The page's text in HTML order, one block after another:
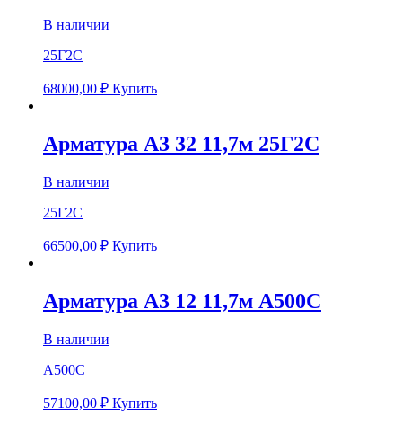
В наличии
25Г2С
68000,00 ₽ Купить
Арматура А3 32 11,7м 25Г2С
В наличии
25Г2С
66500,00 ₽ Купить
Арматура А3 12 11,7м А500С
В наличии
А500С
57100,00 ₽ Купить